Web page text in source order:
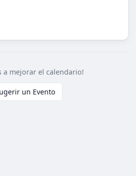
a mejorar el calendario!
un Evento